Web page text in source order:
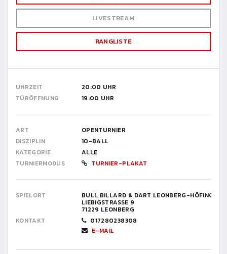
LIVESTREAM
RANGLISTE
UHRZEIT
20:00 UHR
TÜRÖFFNUNG
19:00 UHR
ART
OPENTURNIER
DISZIPLIN
10-BALL
KATEGORIE
ALLE
TURNIERMODUS
TURNIER-PLAKAT
SPIELORT BULL BILLARD & DART LEONBERG-HÖFINGEN
LIEBIGSTRASSE 9
71229 LEONBERG
KONTAKT
017280238308
E-MAIL